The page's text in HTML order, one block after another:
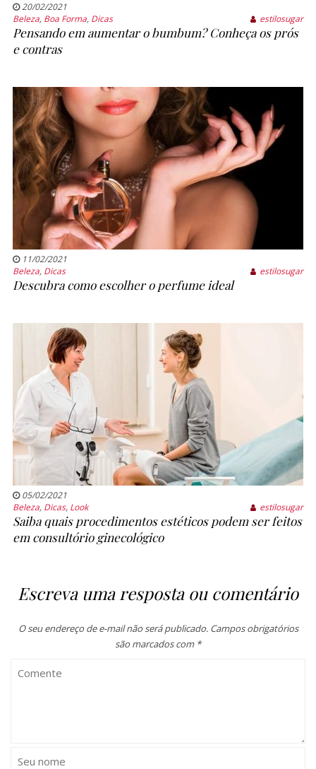
20/02/2021
Beleza, Boa Forma, Dicas estilosugar
Pensando em aumentar o bumbum? Conheça os prós
e contras
11/02/2021
Beleza, Dicas estilosugar
Descubra como escolher o perfume ideal
05/02/2021
Beleza, Dicas, Look estilosugar
Saiba quais procedimentos estéticos podem ser feitos
em consultório ginecológico
Escreva uma resposta ou comentário
O seu endereço de e-mail não será publicado. Campos obrigatórios
são marcados com *